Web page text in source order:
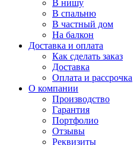
В нишу
В спальню
В частный дом
На балкон
Доставка и оплата
Как сделать заказ
Доставка
Оплата и рассрочка
О компании
Производство
Гарантия
Портфолио
Отзывы
Реквизиты